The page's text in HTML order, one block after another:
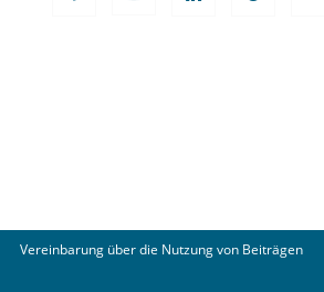
Vereinbarung über die Nutzung von Beiträgen